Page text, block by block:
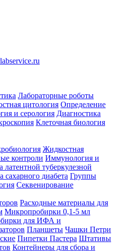
Лабораторные роботы
цитология Определение
и серология Диагностика
Клеточная биология
Жидкостная
контроли Иммунология и
латентной туберкулезной
сахарного диабета Группы
Секвенирование
Расходные материалы для
Микропробирки 0,1-5 мл
для ИФА и
Планшеты Чашки Петри
Пипетки Пастера Штативы
Контейнеры для сбора и